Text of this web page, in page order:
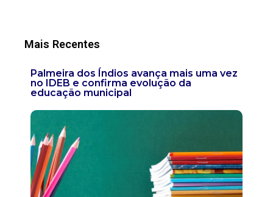
Mais Recentes
Palmeira dos Índios avança mais uma vez
no IDEB e confirma evolução da
educação municipal